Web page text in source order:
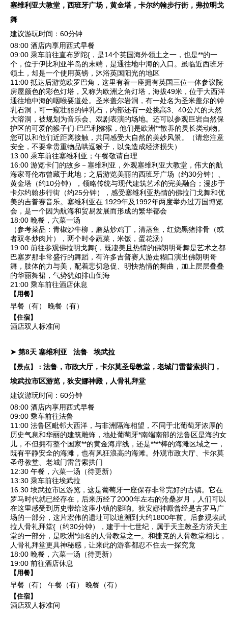
塞维利亚大教堂，西班牙广场，黄金塔，卡尔约翰步行街，弗拉明戈
舞
建议游玩时间：60分钟
08:00 酒店内享用西式早餐
09:00 乘车前往直布罗陀{，是14个英国海外领土之一，也是**的一
个，位于伊比利亚半岛的末端，是通往地中海的入口。虽临近西班牙
领土，却是一个使用英镑，沐浴英国阳光的地区
11:00 抵达后游览欧罗巴角 ，这里有着一座拥有英国三位一体参议院
房屋颜色的彩色灯塔，又称为欧洲之角灯塔，海拔49米，位于大西洋
通往地中海的咽喉要道处。 圣米盖尔岩洞 ，有一处名为圣米盖尔的钟
乳石洞，可一窥壮丽的钟乳石，内部还有一处挑高3、40公尺的天然
大溶洞，被规划为音乐会、戏剧表演的场地。还可以参观巨岩自然保
护区的可爱的猴子们-巴巴利猕猴，他们是欧洲**散养的灵长类动物。
您可以和他们近距离接触，共同感受大自然的美妙风景。（请您注意
安全，不要拿贵重物品哄逗猴子，以免造成经济损失）
13:00 乘车前往塞维利亚；午餐敬请自理
16:00 游览卡门的故乡－塞维利亚，外观塞维利亚大教堂 ，伟大的航
海家哥伦布曾藏于此地；之后游览美丽的西班牙广场 （约30分钟）、
黄金塔 （约10分钟），领略传统与现代建筑艺术的完美融合；漫步于
卡尔约翰步行街 （约25分钟），感受塞维利亚热情的佛拉门戈舞和优
美的吉普赛音乐。塞维利亚在 1929年及1992年两度举办过万国博览
会，是一个因为航海和贸易发展而形成的繁华都会
18:00 晚餐，六菜一汤
（参考菜品：青椒炒牛柳，蘑菇炒鸡丁，清蒸鱼，红烧黑猪排骨（或
者双冬炒肉片），两个时令蔬菜，米饭，蛋花汤）
19:00 前往参观佛拉明戈舞{，既凄美且热情的佛朗明哥舞是艺术之都
巴塞罗那非常盛行的舞蹈，有许多吉普赛人游走糊口演出佛朗明哥
舞，肢体的力与美，配着悲切急促、明快热情的舞曲，加上层层叠叠
的华丽舞裙，气势犹如排山倒海
21:00 乘车前往酒店休息
【用餐】
早餐（有） 晚餐（有）
【住宿】
酒店双人标准间
➤ 第8天 塞维利亚 法鲁 埃武拉
【景点】： 法鲁，市政大厅，卡尔莫圣母教堂，老城门雷普索拱门，
埃武拉市区游览，狄安娜神殿，人骨礼拜堂
建议游玩时间：60分钟
08:00 酒店内享用西式早餐
09:00 乘车前往法鲁
11:00 法鲁区毗邻大西洋，与非洲隔海相望，不同于北葡萄牙浓厚的
历史气息和华丽的建筑雕饰，地处葡萄牙*南端南部的法鲁区是海的女
儿，不但拥有整个国家**的黄金海岸线，还是****棒的海滩区域之一，
既有平静安全的海滩，也有风狂浪高的海滩。外观市政大厅
卡尔莫
圣母教堂
老城门雷普索拱门
12:30 午餐，六菜一汤（待更新）
13:30 乘车前往埃武拉
16:30 埃武拉市区游览 ，这是葡萄牙一座保存非常完好的古镇。它在
罗马时代就已经存在，后来历经了2000年左右的沧桑岁月，人们可以
在这里感受到历史带给这座小镇的影响。 狄安娜神殿曾经是古罗马广
场的一部分，这片宏伟的遗址可以追溯到大约1800年前。后参观埃武
拉 人骨礼拜堂{（约30分钟），建于十七世纪，属于天主教圣方济天主
堂的一部分，是欧洲*知名的人骨教堂之一。和捷克的人骨教堂相比，
人骨礼拜堂更具神秘感，让来此的游客都忍不住去一探究竟
18:00 晚餐，六菜一汤（待更新）
19:00 前往酒店休息
【用餐】
早餐（有） 午餐（有） 晚餐（有）
【住宿】
酒店双人标准间